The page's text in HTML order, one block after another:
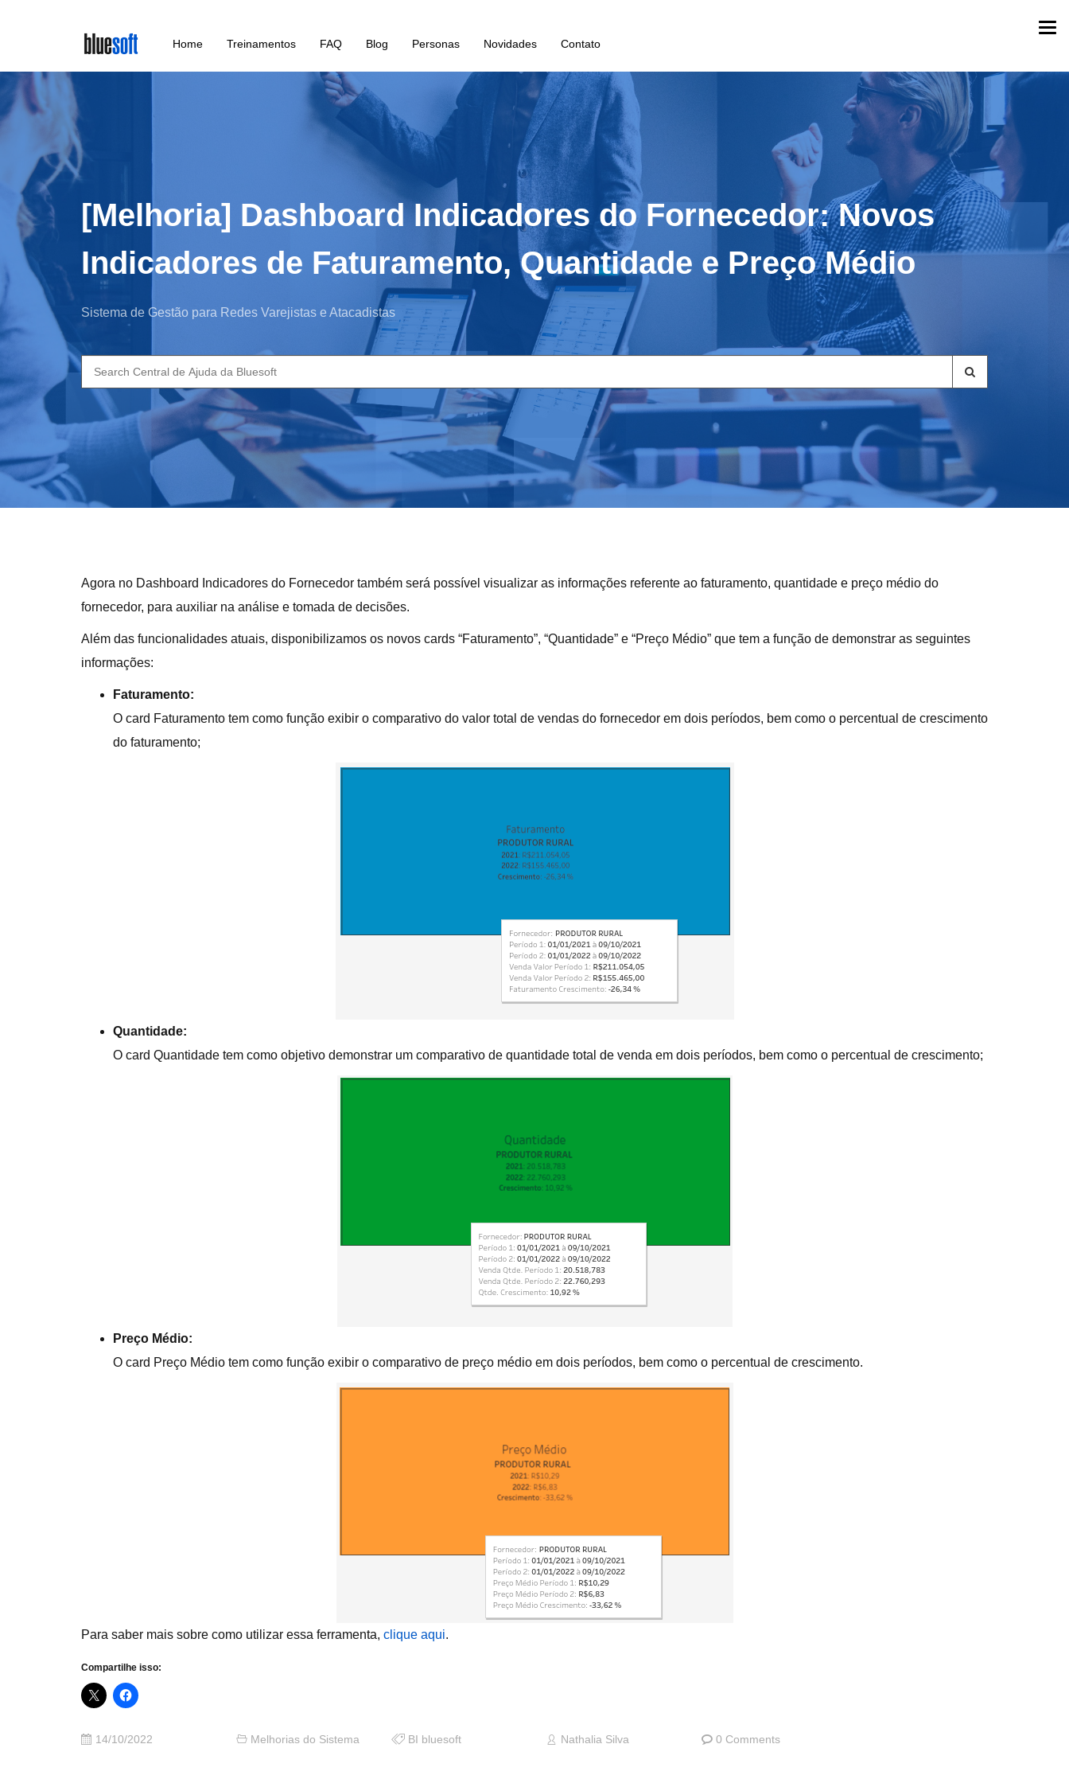
main
content
Home Treinamentos FAQ Blog Personas Novidades Contato
[Melhoria] Dashboard Indicadores do Fornecedor: Novos
Indicadores de Faturamento, Quantidade e Preço Médio
Sistema de Gestão para Redes Varejistas e Atacadistas
Search
for:
Agora no Dashboard Indicadores do Fornecedor também será possível visualizar as informações referente ao faturamento, quantidade e preço médio do
fornecedor, para auxiliar na análise e tomada de decisões.
Além das funcionalidades atuais, disponibilizamos os novos cards “Faturamento”, “Quantidade” e “Preço Médio” que tem a função de demonstrar as seguintes
informações:
Faturamento:
O card Faturamento tem como função exibir o comparativo do valor total de vendas do fornecedor em dois períodos, bem como o percentual de crescimento
do faturamento;
Quantidade:
O card Quantidade tem como objetivo demonstrar um comparativo de quantidade total de venda em dois períodos, bem como o percentual de crescimento;
Preço Médio:
O card Preço Médio tem como função exibir o comparativo de preço médio em dois períodos, bem como o percentual de crescimento.
Para saber mais sobre como utilizar essa ferramenta, clique aqui.
Compartilhe isso:
14/10/2022 Melhorias do Sistema BI bluesoft Nathalia Silva 0 Comments